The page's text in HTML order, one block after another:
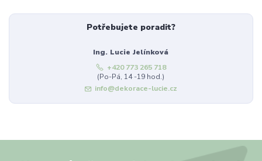
Potřebujete poradit?
Ing. Lucie Jelínková
+420 773 265 718
(Po-Pá, 14 -19 hod.)
info@dekorace-lucie.cz